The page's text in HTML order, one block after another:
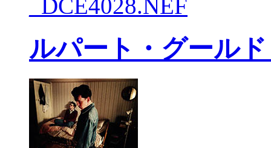
ルパート・グール